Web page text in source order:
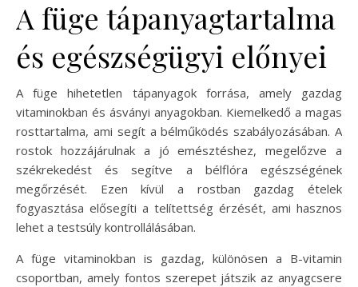
A füge tápanyagtartalma
és egészségügyi előnyei
A füge hihetetlen tápanyagok forrása, amely gazdag
vitaminokban és ásványi anyagokban. Kiemelkedő a magas
rosttartalma, ami segít a bélműködés szabályozásában. A
rostok hozzájárulnak a jó emésztéshez, megelőzve a
székrekedést és segítve a bélflóra egészségének
megőrzését. Ezen kívül a rostban gazdag ételek
fogyasztása elősegíti a telítettség érzését, ami hasznos
lehet a testsúly kontrollálásában.
A füge vitaminokban is gazdag, különösen a B-vitamin
csoportban, amely fontos szerepet játszik az anyagcsere